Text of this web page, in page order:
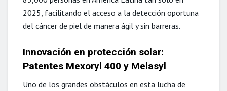
2025, facilitando el acceso a la detección oportuna
del cáncer de piel de manera ágil y sin barreras.
Innovación en protección solar:
Patentes Mexoryl 400 y Melasyl
Uno de los grandes obstáculos en esta lucha de